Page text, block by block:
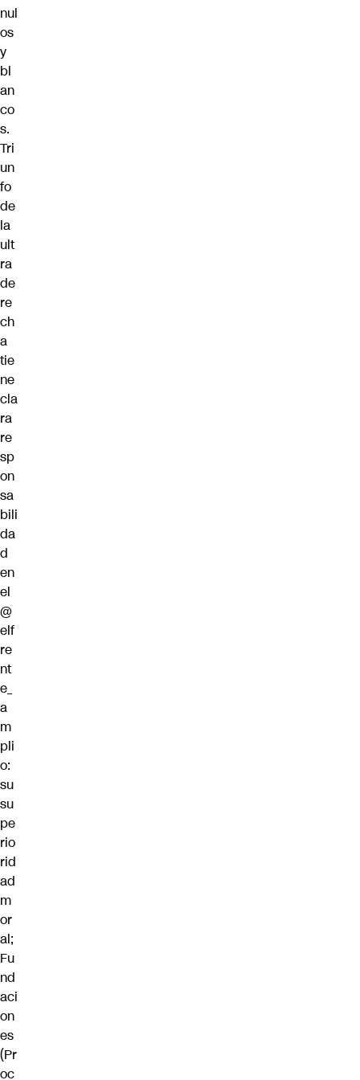
nul
os
y
bl
an
co
s.
Tri
un
fo
de
la
ult
ra
de
re
ch
a
tie
ne
cla
ra
re
sp
on
sa
bili
da
d
en
el
@
elf
re
nt
e_
a
m
pli
o:
su
su
pe
rio
rid
ad
m
or
al;
Fu
nd
aci
on
es
(Pr
oc